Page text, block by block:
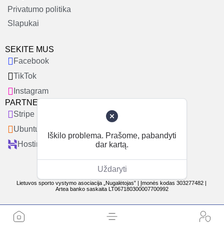
Privatumo politika
Slapukai
SEKITE MUS
Facebook
TikTok
Instagram
PARTNERIAI
Stripe
Ubuntu
Hostinger
© 2014-2025 Nugaleksave. Visos teisės saugomos.
Lietuvos sporto vystymo asociacija „Nugalėtojas” | Įmonės kodas 303277482 |
Artea banko saskaita LT067180300007700992
Iškilo problema. Prašome, pabandyti
dar kartą.
Uždaryti